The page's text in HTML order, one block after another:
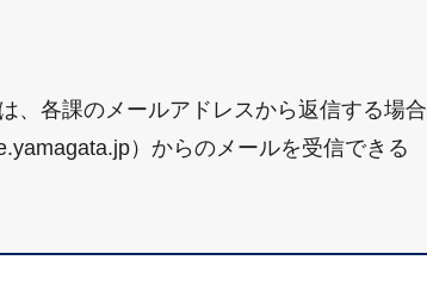
、各課のメールアドレスから返信する場合
）からのメールを受信できる